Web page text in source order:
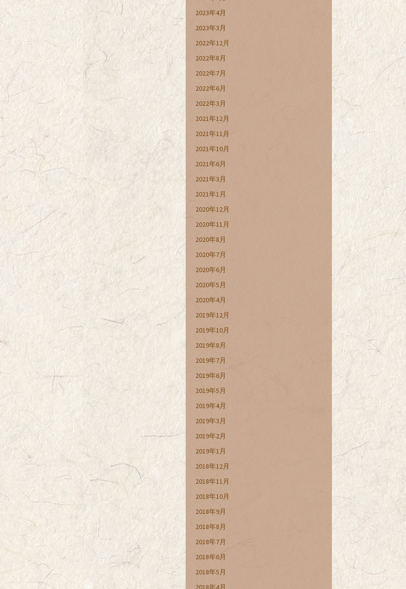
2023年4月
2023年3月
2022年12月
2022年8月
2022年7月
2022年6月
2022年3月
2021年12月
2021年11月
2021年10月
2021年6月
2021年3月
2021年1月
2020年12月
2020年11月
2020年8月
2020年7月
2020年6月
2020年5月
2020年4月
2019年12月
2019年10月
2019年8月
2019年7月
2019年6月
2019年5月
2019年4月
2019年3月
2019年2月
2019年1月
2018年12月
2018年11月
2018年10月
2018年9月
2018年8月
2018年7月
2018年6月
2018年5月
2018年4月